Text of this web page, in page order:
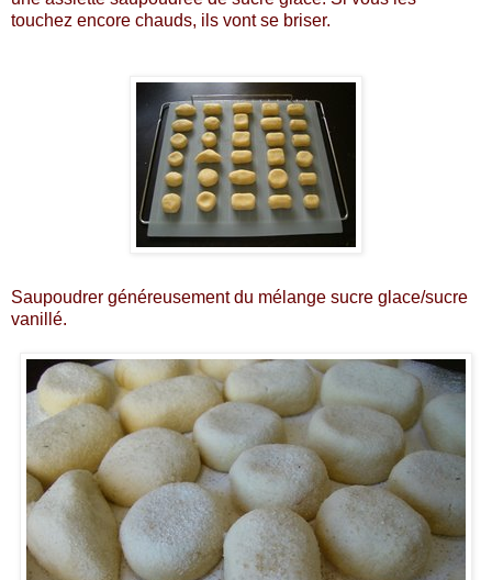
touchez encore chauds, ils vont se briser.
Saupoudrer généreusement du mélange sucre glace/sucre
vanillé.